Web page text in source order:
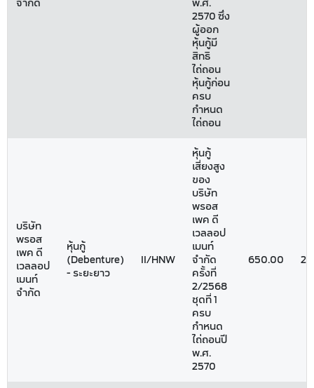
2570 ซึ่ง
ผู้ออก
หุ้นกู้มี
สิทธิ
ไถ่ถอน
หุ้นกู้ก่อน
ครบ
กำหนด
ไถ่ถอน
บริษัท
พรอส
เพค ดี
เวลลอป
เมนท์
จำกัด
หุ้นกู้
(Debenture)
- ระยะยาว
II/HNW
หุ้นกู้
เสี่ยงสูง
ของ
บริษัท
พรอส
เพค ดี
เวลลอป
เมนท์
จำกัด
ครั้งที่
2/2568
ชุดที่ 1
ครบ
กำหนด
ไถ่ถอนปี
พ.ศ.
2570
650.00